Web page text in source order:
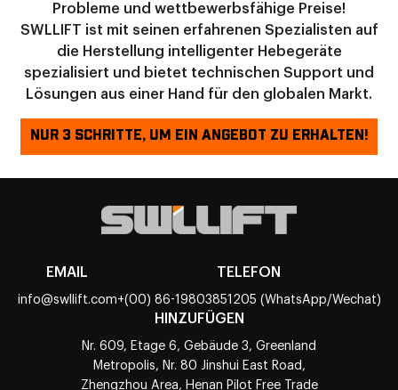
Probleme und wettbewerbsfähige Preise!
SWLLIFT ist mit seinen erfahrenen Spezialisten auf
die Herstellung intelligenter Hebegeräte
spezialisiert und bietet technischen Support und
Lösungen aus einer Hand für den globalen Markt.
NUR 3 SCHRITTE, UM EIN ANGEBOT ZU ERHALTEN!
EMAIL
info@swllift.com
TELEFON
+(00) 86-19803851205 (WhatsApp/Wechat)
HINZUFÜGEN
Nr. 609, Etage 6, Gebäude 3, Greenland
Metropolis, Nr. 80 Jinshui East Road,
Zhengzhou Area, Henan Pilot Free Trade